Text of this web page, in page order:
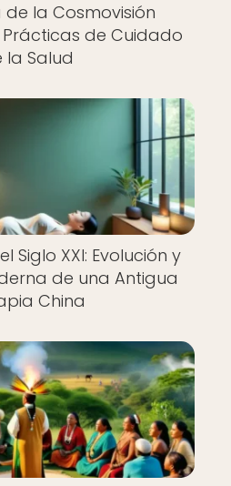
de la Cosmovisión
de Cuidado
la Salud
Siglo XXI: Evolución y
de una Antigua
China